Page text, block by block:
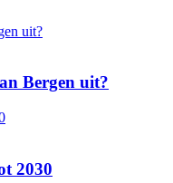
Bergen uit?
2030